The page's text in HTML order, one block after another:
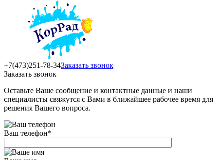
+7(473)251-78-34Заказать звонок
Заказать звонок
Оставьте Ваше сообщение и контактные данные и наши
специалисты свяжутся с Вами в ближайшее рабочее время для
решения Вашего вопроса.
Ваш телефон*